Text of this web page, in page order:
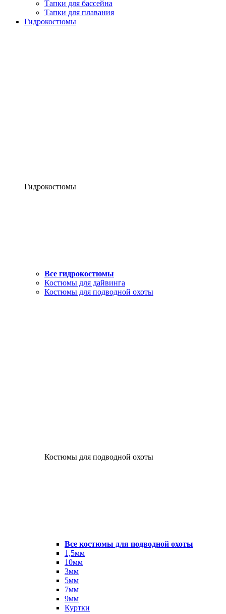
Тапки для бассейна
Тапки для плавания
Гидрокостюмы
Гидрокостюмы
Все гидрокостюмы
Костюмы для дайвинга
Костюмы для подводной охоты
Костюмы для подводной охоты
Все костюмы для подводной охоты
1,5мм
10мм
3мм
5мм
7мм
9мм
Куртки